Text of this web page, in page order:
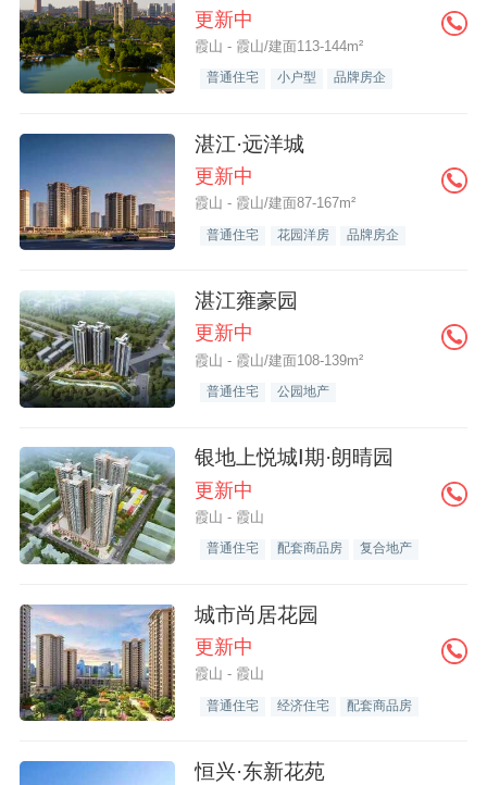
更新中
霞山 - 霞山/建面113-144m²
普通住宅 小户型 品牌房企
湛江·远洋城
更新中
霞山 - 霞山/建面87-167m²
普通住宅 花园洋房 品牌房企
湛江雍豪园
更新中
霞山 - 霞山/建面108-139m²
普通住宅 公园地产
银地上悦城Ⅰ期·朗晴园
更新中
霞山 - 霞山
普通住宅 配套商品房 复合地产
城市尚居花园
更新中
霞山 - 霞山
普通住宅 经济住宅 配套商品房
恒兴·东新花苑